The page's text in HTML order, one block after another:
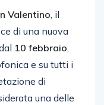
Valentino, il
di una nuova
10 febbraio,
e su tutti i
di
una delle